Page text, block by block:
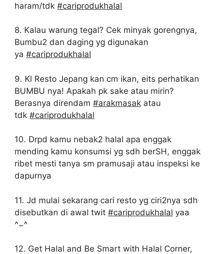
haram/tdk #cariprodukhalal
8. Kalau warung tegal? Cek minyak gorengnya,
Bumbu2 dan daging yg digunakan
ya #cariprodukhalal
9. Kl Resto Jepang kan cm ikan, eits perhatikan
BUMBU nya! Apakah pk sake atau mirin?
Berasnya direndam #arakmasak atau
tdk #cariprodukhalal
10. Drpd kamu nebak2 halal apa enggak
mending kamu konsumsi yg sdh berSH, enggak
ribet mesti tanya sm pramusaji atau inspeksi ke
dapurnya
11. Jd mulai sekarang cari resto yg ciri2nya sdh
disebutkan di awal twit #cariprodukhalal yaa
^⌣^
12. Get Halal and Be Smart with Halal Corner,